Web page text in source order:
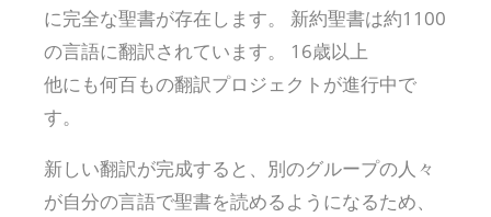
に完全な聖書が存在します。 新約聖書は約1100
の言語に翻訳されています。 16歳以上
他にも何百もの翻訳プロジェクトが進行中で
す。
新しい翻訳が完成すると、別のグループの人々
が自分の言語で聖書を読めるようになるため、